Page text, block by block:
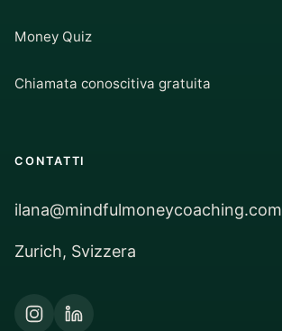
Money Quiz
Chiamata conoscitiva gratuita
CONTATTI
ilana@mindfulmoneycoaching.com
Zurich, Svizzera